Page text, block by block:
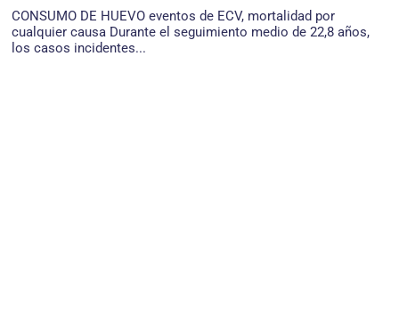
CONSUMO DE HUEVO eventos de ECV, mortalidad por
cualquier causa Durante el seguimiento medio de 22,8 años,
los casos incidentes...